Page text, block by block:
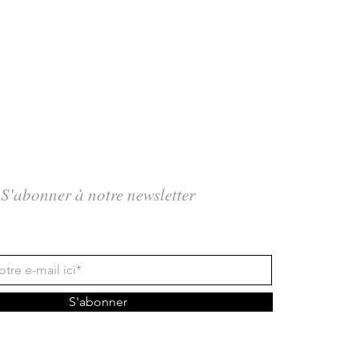
S'abonner à notre newsletter
S'abonner